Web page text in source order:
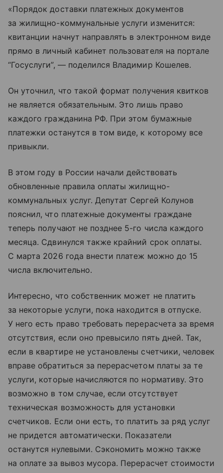
«Порядок доставки платежных документов
за жилищно-коммунальные услуги изменится:
квитанции начнут направлять в электронном виде
прямо в личный кабинет пользователя на портале
“Госуслуги”, — поделился Владимир Кошелев.
Он уточнил, что такой формат получения квитков
не является обязательным. Это лишь право
каждого гражданина РФ. При этом бумажные
платежки останутся в том виде, к которому все
привыкли.
В этом году в России начали действовать
обновленные правила оплаты жилищно-
коммунальных услуг. Депутат Сергей Колунов
пояснил, что платежные документы граждане
теперь получают не позднее 5-го числа каждого
месяца. Сдвинулся также крайний срок оплаты.
С марта 2026 года внести платеж можно до 15
числа включительно.
Интересно, что собственник может не платить
за некоторые услуги, пока находится в отпуске.
У него есть право требовать перерасчета за время
отсутствия, если оно превысило пять дней. Так,
если в квартире не установлены счетчики, человек
вправе обратиться за перерасчетом платы за те
услуги, которые начисляются по нормативу. Это
возможно в том случае, если отсутствует
техническая возможность для установки
счетчиков. Если они есть, то платить за ряд услуг
не придется автоматически. Показатели
останутся нулевыми. Сэкономить можно также
на оплате за вывоз мусора. Перерасчет стоимости